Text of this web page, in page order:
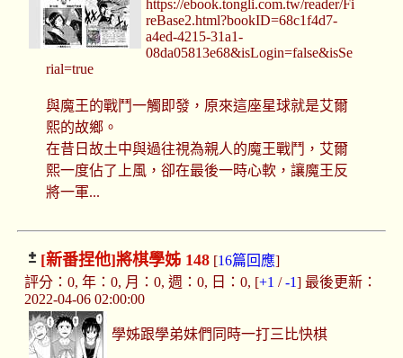
https://ebook.tongli.com.tw/reader/Fi
reBase2.html?bookID=68c1f4d7-
a4ed-4215-31a1-
08da05813e68&isLogin=false&isSe
rial=true
與魔王的戰鬥一觸即發，原來這座星球就是艾爾
熙的故鄉。
在昔日故土中與過往視為親人的魔王戰鬥，艾爾
熙一度佔了上風，卻在最後一時心軟，讓魔王反
將一軍...
[新番捏他]將棋學姊 148[16篇回應]
評分：0, 年：0, 月：0, 週：0, 日：0, [+1 /-1] 最後更新：
2022-04-06 02:00:00
學姊跟學弟妹們同時一打三比快棋